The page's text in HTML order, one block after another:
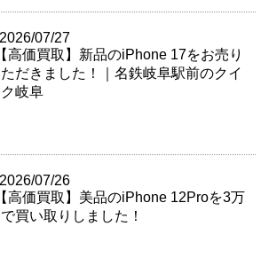
2026/07/27
【高価買取】新品のiPhone 17をお売り
だきました！｜名鉄岐阜駅前のクイ
岐阜
2026/07/26
【高価買取】美品のiPhone 12Proを3万
買い取りしました！